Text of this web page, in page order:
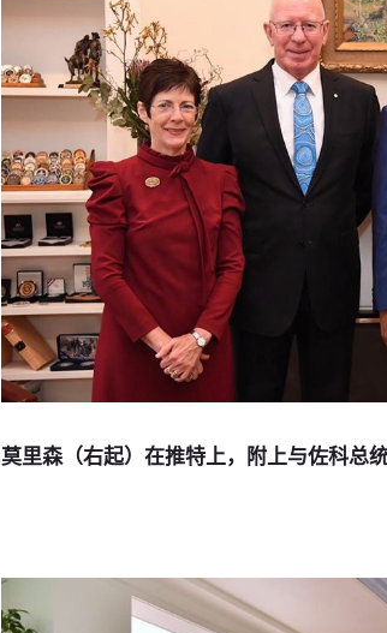
莫里森（右起）在推特上，附上与佐科总